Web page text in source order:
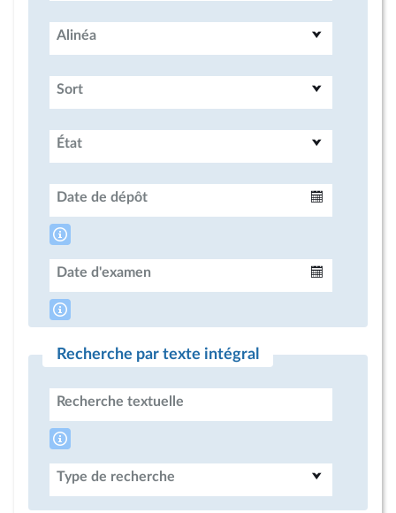
Alinéa
Sort
État
Date de dépôt
Date d'examen
Recherche par texte intégral
Recherche textuelle
Type de recherche